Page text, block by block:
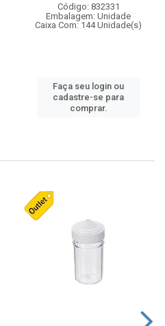
Código: 832331
Embalagem: Unidade
Caixa Com: 144 Unidade(s)
Faça seu login ou
cadastre-se para
comprar.